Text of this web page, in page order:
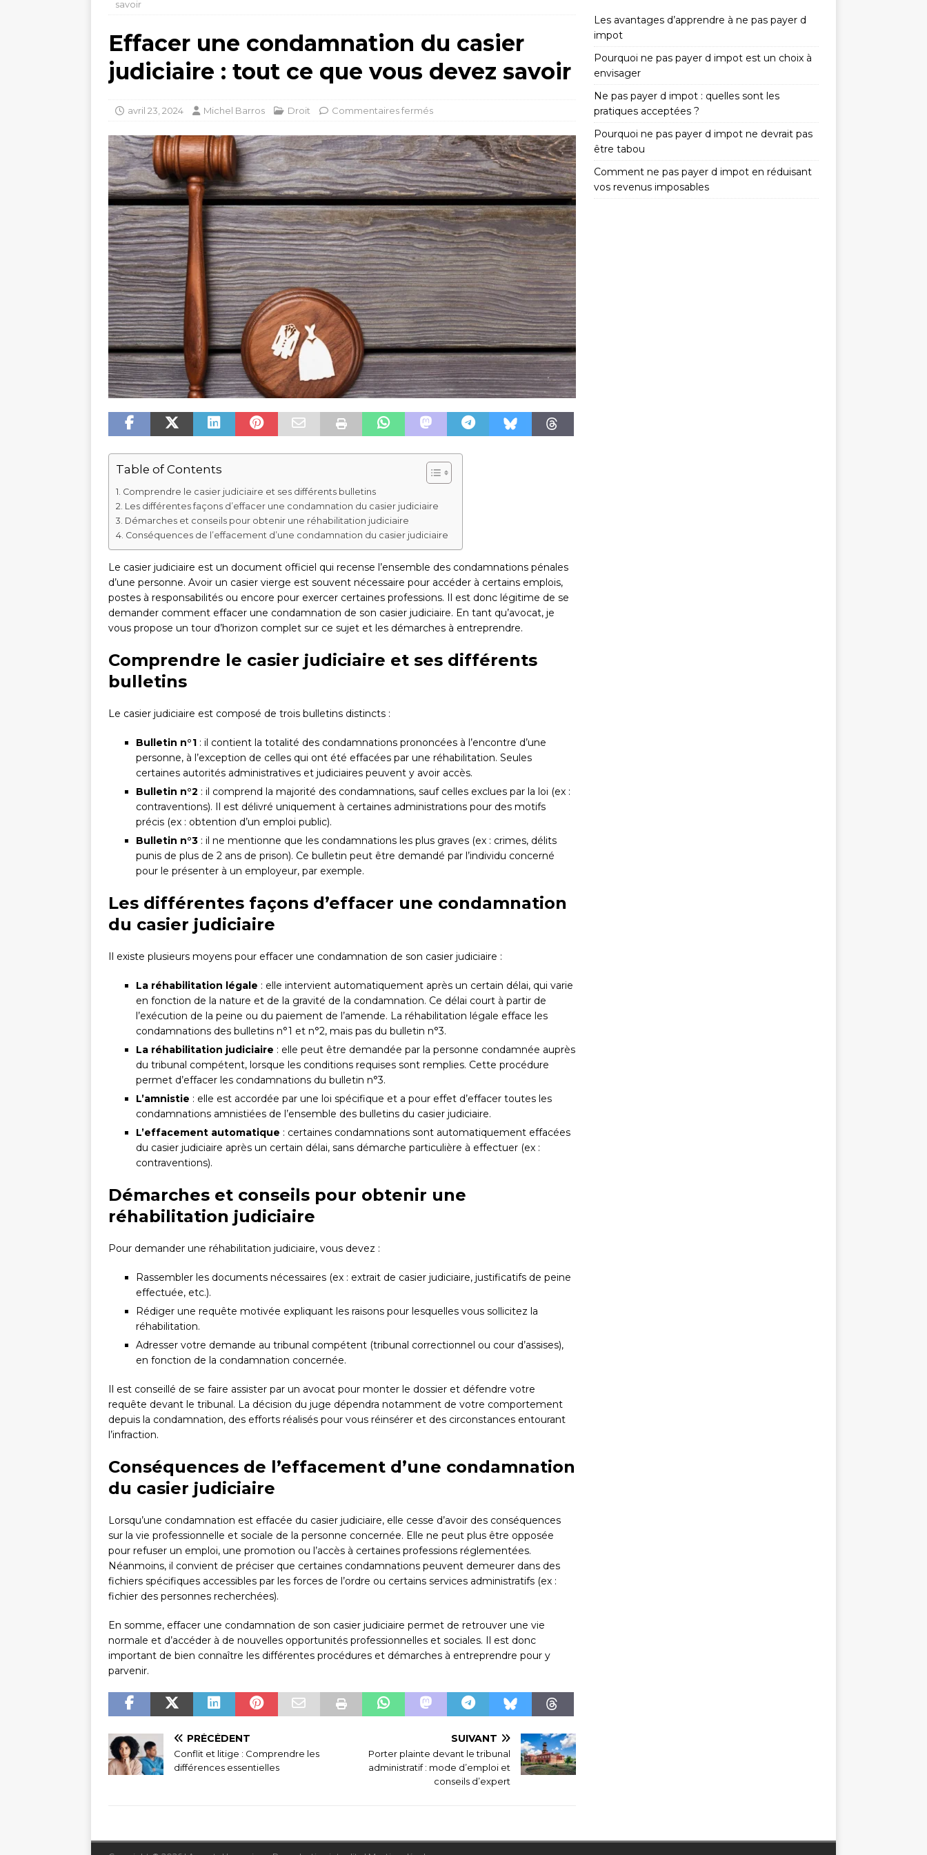
savoir
Effacer une condamnation du casier
judiciaire : tout ce que vous devez savoir
avril 23, 2024 Michel Barros Droit Commentaires fermés
Table of Contents
Comprendre le casier judiciaire et ses différents bulletins
Les différentes façons d’effacer une condamnation du casier judiciaire
Démarches et conseils pour obtenir une réhabilitation judiciaire
Conséquences de l’effacement d’une condamnation du casier judiciaire
Le casier judiciaire est un document officiel qui recense l’ensemble des condamnations pénales
d’une personne. Avoir un casier vierge est souvent nécessaire pour accéder à certains emplois,
postes à responsabilités ou encore pour exercer certaines professions. Il est donc légitime de se
demander comment effacer une condamnation de son casier judiciaire. En tant qu’avocat, je
vous propose un tour d’horizon complet sur ce sujet et les démarches à entreprendre.
Comprendre le casier judiciaire et ses différents
bulletins
Le casier judiciaire est composé de trois bulletins distincts :
Bulletin n°1 : il contient la totalité des condamnations prononcées à l’encontre d’une
personne, à l’exception de celles qui ont été effacées par une réhabilitation. Seules
certaines autorités administratives et judiciaires peuvent y avoir accès.
Bulletin n°2 : il comprend la majorité des condamnations, sauf celles exclues par la loi (ex :
contraventions). Il est délivré uniquement à certaines administrations pour des motifs
précis (ex : obtention d’un emploi public).
Bulletin n°3 : il ne mentionne que les condamnations les plus graves (ex : crimes, délits
punis de plus de 2 ans de prison). Ce bulletin peut être demandé par l’individu concerné
pour le présenter à un employeur, par exemple.
Les différentes façons d’effacer une condamnation
du casier judiciaire
Il existe plusieurs moyens pour effacer une condamnation de son casier judiciaire :
La réhabilitation légale : elle intervient automatiquement après un certain délai, qui varie
en fonction de la nature et de la gravité de la condamnation. Ce délai court à partir de
l’exécution de la peine ou du paiement de l’amende. La réhabilitation légale efface les
condamnations des bulletins n°1 et n°2, mais pas du bulletin n°3.
La réhabilitation judiciaire : elle peut être demandée par la personne condamnée auprès
du tribunal compétent, lorsque les conditions requises sont remplies. Cette procédure
permet d’effacer les condamnations du bulletin n°3.
L’amnistie : elle est accordée par une loi spécifique et a pour effet d’effacer toutes les
condamnations amnistiées de l’ensemble des bulletins du casier judiciaire.
L’effacement automatique : certaines condamnations sont automatiquement effacées
du casier judiciaire après un certain délai, sans démarche particulière à effectuer (ex :
contraventions).
Démarches et conseils pour obtenir une
réhabilitation judiciaire
Pour demander une réhabilitation judiciaire, vous devez :
Rassembler les documents nécessaires (ex : extrait de casier judiciaire, justificatifs de peine
effectuée, etc.).
Rédiger une requête motivée expliquant les raisons pour lesquelles vous sollicitez la
réhabilitation.
Adresser votre demande au tribunal compétent (tribunal correctionnel ou cour d’assises),
en fonction de la condamnation concernée.
Il est conseillé de se faire assister par un avocat pour monter le dossier et défendre votre
requête devant le tribunal. La décision du juge dépendra notamment de votre comportement
depuis la condamnation, des efforts réalisés pour vous réinsérer et des circonstances entourant
l’infraction.
Conséquences de l’effacement d’une condamnation
du casier judiciaire
Lorsqu’une condamnation est effacée du casier judiciaire, elle cesse d’avoir des conséquences
sur la vie professionnelle et sociale de la personne concernée. Elle ne peut plus être opposée
pour refuser un emploi, une promotion ou l’accès à certaines professions réglementées.
Néanmoins, il convient de préciser que certaines condamnations peuvent demeurer dans des
fichiers spécifiques accessibles par les forces de l’ordre ou certains services administratifs (ex :
fichier des personnes recherchées).
En somme, effacer une condamnation de son casier judiciaire permet de retrouver une vie
normale et d’accéder à de nouvelles opportunités professionnelles et sociales. Il est donc
important de bien connaître les différentes procédures et démarches à entreprendre pour y
parvenir.
PRÉCÉDENT
Conflit et litige : Comprendre les
différences essentielles
SUIVANT
Porter plainte devant le tribunal
administratif : mode d’emploi et
conseils d’expert
Les avantages d’apprendre à ne pas payer d
impot
Pourquoi ne pas payer d impot est un choix à
envisager
Ne pas payer d impot : quelles sont les
pratiques acceptées ?
Pourquoi ne pas payer d impot ne devrait pas
être tabou
Comment ne pas payer d impot en réduisant
vos revenus imposables